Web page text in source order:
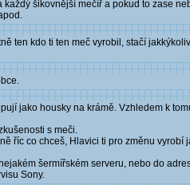
šikovnější mečíř a pokud to zase
ten kdo ti ten meč vyrobil, stačí
jako housky na krámě. Vzhledem k
s meči.
říc co chceš, Hlavici ti pro změnu
šermířském serveru, nebo do
Sony.